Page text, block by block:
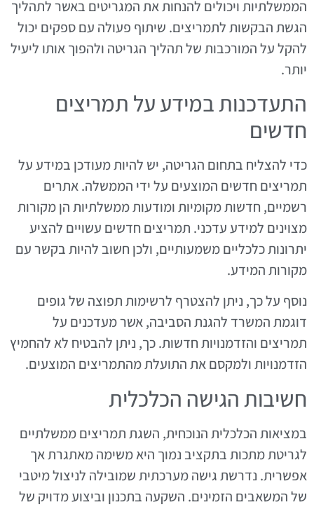
הממשלתיות ויכולים להנחות את המגריטים באשר לתהליך
הגשת הבקשות לתמריצים. שיתוף פעולה עם ספקים יכול
להקל על המורכבות של תהליך הגריטה ולהפוך אותו ליעיל
יותר.
התעדכנות במידע על תמריצים
חדשים
כדי להצליח בתחום הגריטה, יש להיות מעודכן במידע על
תמריצים חדשים המוצעים על ידי הממשלה. אתרים
רשמיים, חדשות מקומיות ומודעות ממשלתיות הן מקורות
מצוינים למידע עדכני. תמריצים חדשים עשויים להציע
יתרונות כלכליים משמעותיים, ולכן חשוב להיות בקשר עם
מקורות המידע.
נוסף על כך, ניתן להצטרף לרשימות תפוצה של גופים
דוגמת המשרד להגנת הסביבה, אשר מעדכנים על
תמריצים והזדמנויות חדשות. כך, ניתן להבטיח לא להחמיץ
הזדמנויות ולמקסם את התועלת מהתמריצים המוצעים.
חשיבות הגישה הכלכלית
במציאות הכלכלית הנוכחית, השגת תמריצים ממשלתיים
לגריטת מתכות בתקציב נמוך היא משימה מאתגרת אך
אפשרית. נדרשת גישה מערכתית שמובילה לניצול מיטבי
של המשאבים הזמינים. השקעה בתכנון וביצוע מדויק של